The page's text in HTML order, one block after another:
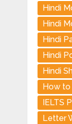
Hindi
Hindi
Hindi
Hindi
Hindi
How to
IELTS
Letter